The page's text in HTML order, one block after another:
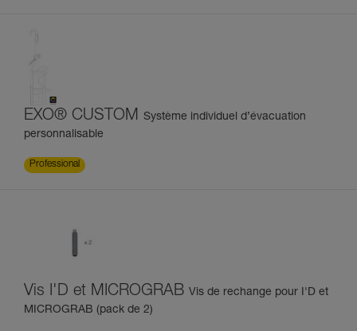
EXO® CUSTOM Système individuel d’évacuation
personnalisable
Professional
Vis I'D et MICROGRAB Vis de rechange pour I'D et
MICROGRAB (pack de 2)